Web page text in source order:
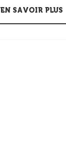
EN SAVOIR PLUS